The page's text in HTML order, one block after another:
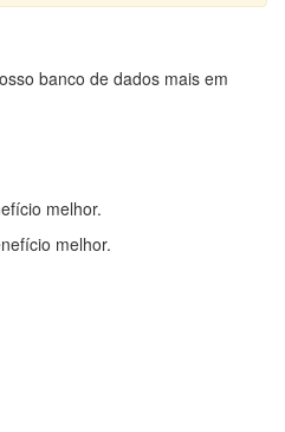
banco de dados mais em
melhor.
melhor.